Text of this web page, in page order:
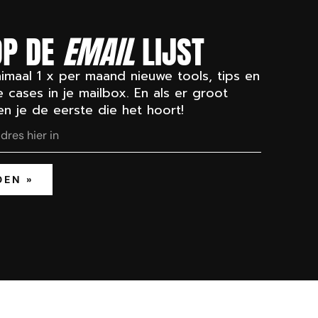
DEEMAILLIJST
1 x per maand nieuwe tools, tips en
cases in je mailbox. En als er groot
je de eerste die het hoort!
»